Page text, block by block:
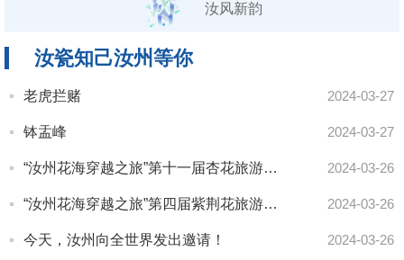
汝风新韵
汝瓷知己汝州等你
老虎拦赌 2024-03-27
钵盂峰 2024-03-27
“汝州花海穿越之旅”第十一届杏花旅游文化节开幕 2024-03-26
“汝州花海穿越之旅”第四届紫荆花旅游文化节开幕 2024-03-26
今天，汝州向全世界发出邀请！ 2024-03-26